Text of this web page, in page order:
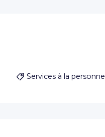
Services à la personne